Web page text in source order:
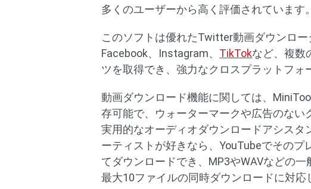
多くのユーザーから高く評価されています。
このソフトは優れたTwitter動画ダウンロー
Facebook、Instagram、 TikTokなど、複数
ツを取得でき、強力なクロスプラットフォ
動画ダウンロード機能に関しては、
存可能で、ウォーターマークや広告のない
実用的なオーディオダウンロードアシス
ーティストが好きなら、YouTubeでその
てダウンロードでき、MP3やWAVなどの
最大10ファイルの同時ダウンロードに対応